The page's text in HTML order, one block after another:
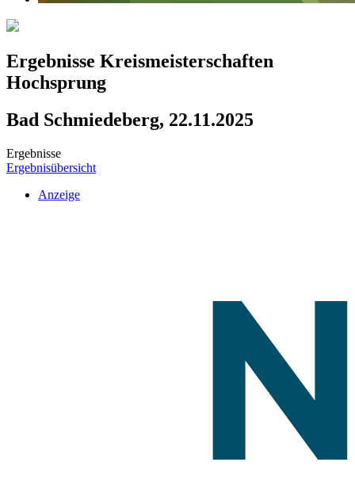
Ergebnisse Kreismeisterschaften
Hochsprung
Bad Schmiedeberg, 22.11.2025
Ergebnisse
Ergebnisübersicht
Anzeige